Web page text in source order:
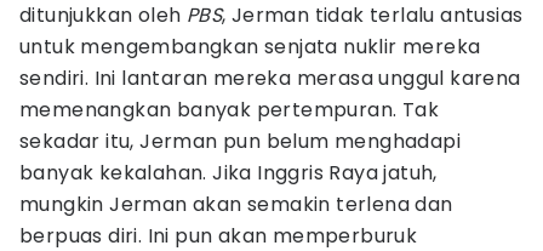
ditunjukkan oleh PBS, Jerman tidak terlalu antusias
untuk mengembangkan senjata nuklir mereka
sendiri. Ini lantaran mereka merasa unggul karena
memenangkan banyak pertempuran. Tak
sekadar itu, Jerman pun belum menghadapi
banyak kekalahan. Jika Inggris Raya jatuh,
mungkin Jerman akan semakin terlena dan
berpuas diri. Ini pun akan memperburuk